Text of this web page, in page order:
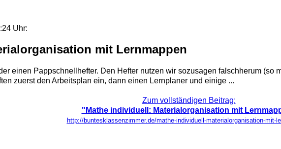
Uhr:
mit Lernmappen
einen Pappschnellhefter. Den Hefter nutzen wir sozusagen falschherum
zuerst den Arbeitsplan ein, dann einen Lernplaner und einige ...
Zum vollständigen Beitrag:
"Mathe individuell: Materialorganisation mit
http://buntesklassenzimmer.de/mathe-individuell-materialorganisation-mit-